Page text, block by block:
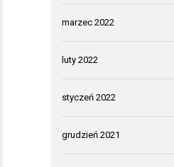
marzec 2022
luty 2022
styczeń 2022
grudzień 2021